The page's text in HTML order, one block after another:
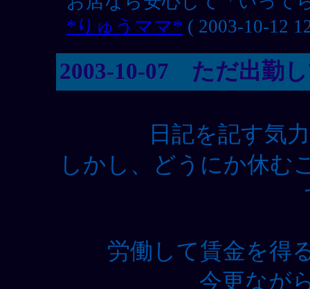
*りゅうママ* ( 2003-10-12
2003-10-07 ただ出勤
日記を記す気
しかし、どうにか休む
労働して賃金を得
今更なが